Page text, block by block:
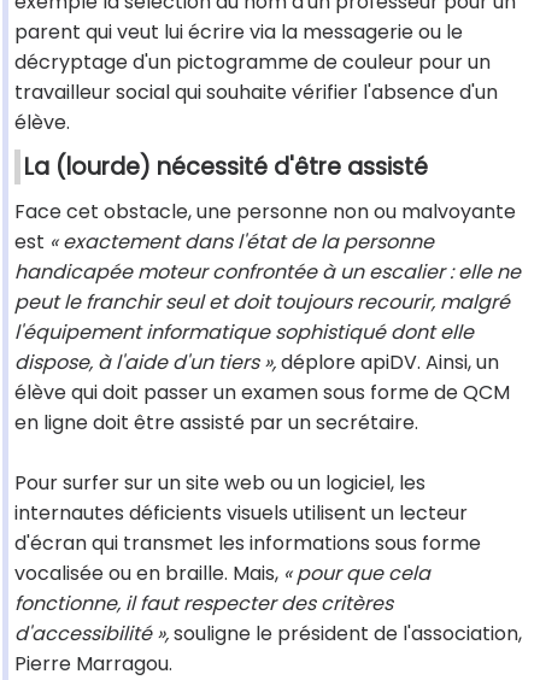
parent qui veut lui écrire via la messagerie ou le
décryptage d'un pictogramme de couleur pour un
travailleur social qui souhaite vérifier l'absence d'un
élève.
La (lourde) nécessité d'être assisté
Face cet obstacle, une personne non ou malvoyante
est « exactement dans l'état de la personne
handicapée moteur confrontée à un escalier : elle ne
peut le franchir seul et doit toujours recourir, malgré
l'équipement informatique sophistiqué dont elle
dispose, à l'aide d'un tiers »,déplore apiDV. Ainsi, un
élève qui doit passer un examen sous forme de QCM
en ligne doit être assisté par un secrétaire.
Pour surfer sur un site web ou un logiciel, les
internautes déficients visuels utilisent un lecteur
d'écran qui transmet les informations sous forme
vocalisée ou en braille. Mais, « pour que cela
fonctionne, il faut respecter des critères
d'accessibilité »,souligne le président de l'association,
Pierre Marragou.